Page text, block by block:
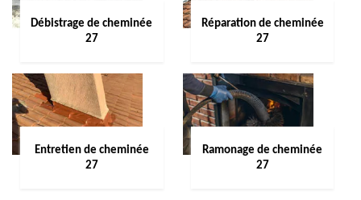
Débistrage de cheminée
27
Réparation de cheminée
27
Entretien de cheminée
27
Ramonage de cheminée
27